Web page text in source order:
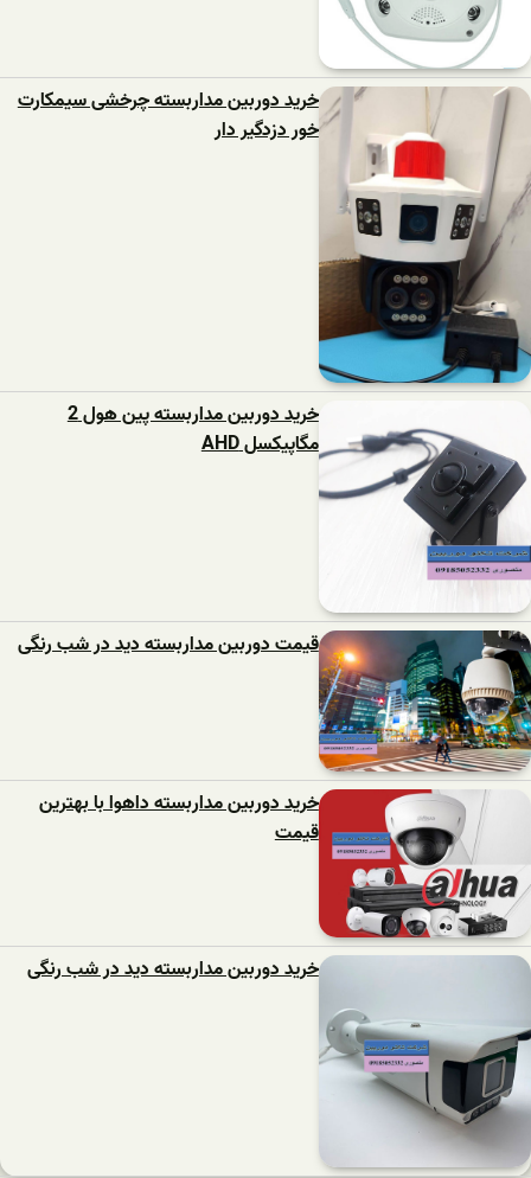
خرید دوربین مداربسته چرخشی سیمکارت
خور دزدگیر دار
خرید دوربین مداربسته پین هول 2
مگاپیکسل AHD
قیمت دوربین مداربسته دید در شب رنگی
خرید دوربین مداربسته داهوا با بهترین
قیمت
خرید دوربین مداربسته دید در شب رنگی